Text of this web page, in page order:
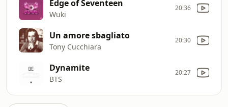
Edge of Seventeen
Wuki
20:36
Un amore sbagliato
Tony Cucchiara
20:30
Dynamite
BTS
20:27